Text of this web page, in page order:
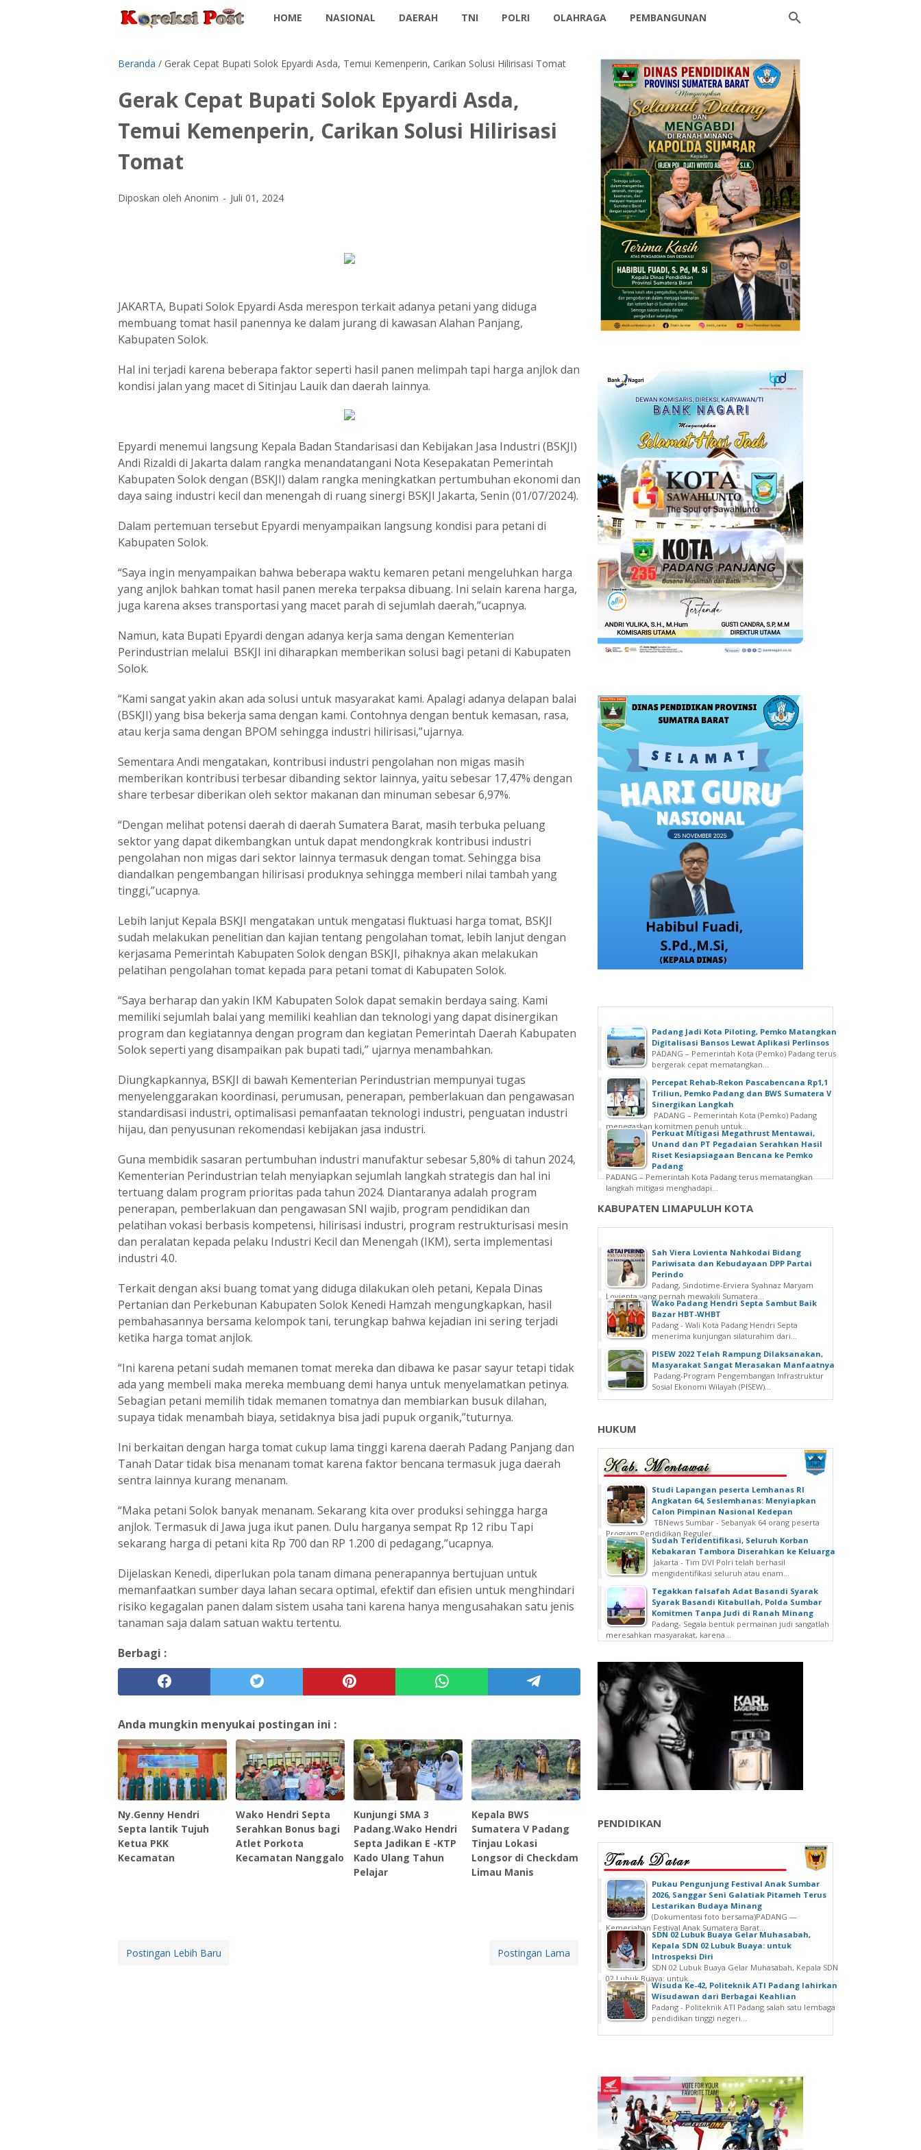
HOME NASIONAL DAERAH TNI POLRI OLAHRAGA PEMBANGUNAN
Beranda / Gerak Cepat Bupati Solok Epyardi Asda, Temui Kemenperin, Carikan Solusi Hilirisasi Tomat
Gerak Cepat Bupati Solok Epyardi Asda,
Temui Kemenperin, Carikan Solusi Hilirisasi
Tomat
Diposkan oleh Anonim Juli 01, 2024
JAKARTA, Bupati Solok Epyardi Asda merespon terkait adanya petani yang diduga
membuang tomat hasil panennya ke dalam jurang di kawasan Alahan Panjang,
Kabupaten Solok.
Hal ini terjadi karena beberapa faktor seperti hasil panen melimpah tapi harga anjlok dan
kondisi jalan yang macet di Sitinjau Lauik dan daerah lainnya.
Epyardi menemui langsung Kepala Badan Standarisasi dan Kebijakan Jasa Industri (BSKJI)
Andi Rizaldi di Jakarta dalam rangka menandatangani Nota Kesepakatan Pemerintah
Kabupaten Solok dengan (BSKJI) dalam rangka meningkatkan pertumbuhan ekonomi dan
daya saing industri kecil dan menengah di ruang sinergi BSKJI Jakarta, Senin (01/07/2024).
Dalam pertemuan tersebut Epyardi menyampaikan langsung kondisi para petani di
Kabupaten Solok.
“Saya ingin menyampaikan bahwa beberapa waktu kemaren petani mengeluhkan harga
yang anjlok bahkan tomat hasil panen mereka terpaksa dibuang. Ini selain karena harga,
juga karena akses transportasi yang macet parah di sejumlah daerah,”ucapnya.
Namun, kata Bupati Epyardi dengan adanya kerja sama dengan Kementerian
Perindustrian melalui BSKJI ini diharapkan memberikan solusi bagi petani di Kabupaten
Solok.
“Kami sangat yakin akan ada solusi untuk masyarakat kami. Apalagi adanya delapan balai
(BSKJI) yang bisa bekerja sama dengan kami. Contohnya dengan bentuk kemasan, rasa,
atau kerja sama dengan BPOM sehingga industri hilirisasi,”ujarnya.
Sementara Andi mengatakan, kontribusi industri pengolahan non migas masih
memberikan kontribusi terbesar dibanding sektor lainnya, yaitu sebesar 17,47% dengan
share terbesar diberikan oleh sektor makanan dan minuman sebesar 6,97%.
“Dengan melihat potensi daerah di daerah Sumatera Barat, masih terbuka peluang
sektor yang dapat dikembangkan untuk dapat mendongkrak kontribusi industri
pengolahan non migas dari sektor lainnya termasuk dengan tomat. Sehingga bisa
diandalkan pengembangan hilirisasi produknya sehingga memberi nilai tambah yang
tinggi,”ucapnya.
Lebih lanjut Kepala BSKJI mengatakan untuk mengatasi fluktuasi harga tomat, BSKJI
sudah melakukan penelitian dan kajian tentang pengolahan tomat, lebih lanjut dengan
kerjasama Pemerintah Kabupaten Solok dengan BSKJI, pihaknya akan melakukan
pelatihan pengolahan tomat kepada para petani tomat di Kabupaten Solok.
“Saya berharap dan yakin IKM Kabupaten Solok dapat semakin berdaya saing. Kami
memiliki sejumlah balai yang memiliki keahlian dan teknologi yang dapat disinergikan
program dan kegiatannya dengan program dan kegiatan Pemerintah Daerah Kabupaten
Solok seperti yang disampaikan pak bupati tadi,” ujarnya menambahkan.
Diungkapkannya, BSKJI di bawah Kementerian Perindustrian mempunyai tugas
menyelenggarakan koordinasi, perumusan, penerapan, pemberlakuan dan pengawasan
standardisasi industri, optimalisasi pemanfaatan teknologi industri, penguatan industri
hijau, dan penyusunan rekomendasi kebijakan jasa industri.
Guna membidik sasaran pertumbuhan industri manufaktur sebesar 5,80% di tahun 2024,
Kementerian Perindustrian telah menyiapkan sejumlah langkah strategis dan hal ini
tertuang dalam program prioritas pada tahun 2024. Diantaranya adalah program
penerapan, pemberlakuan dan pengawasan SNI wajib, program pendidikan dan
pelatihan vokasi berbasis kompetensi, hilirisasi industri, program restrukturisasi mesin
dan peralatan kepada pelaku Industri Kecil dan Menengah (IKM), serta implementasi
industri 4.0.
Terkait dengan aksi buang tomat yang diduga dilakukan oleh petani, Kepala Dinas
Pertanian dan Perkebunan Kabupaten Solok Kenedi Hamzah mengungkapkan, hasil
pembahasannya bersama kelompok tani, terungkap bahwa kejadian ini sering terjadi
ketika harga tomat anjlok.
“Ini karena petani sudah memanen tomat mereka dan dibawa ke pasar sayur tetapi tidak
ada yang membeli maka mereka membuang demi hanya untuk menyelamatkan petinya.
Sebagian petani memilih tidak memanen tomatnya dan membiarkan busuk dilahan,
supaya tidak menambah biaya, setidaknya bisa jadi pupuk organik,”tuturnya.
Ini berkaitan dengan harga tomat cukup lama tinggi karena daerah Padang Panjang dan
Tanah Datar tidak bisa menanam tomat karena faktor bencana termasuk juga daerah
sentra lainnya kurang menanam.
“Maka petani Solok banyak menanam. Sekarang kita over produksi sehingga harga
anjlok. Termasuk di Jawa juga ikut panen. Dulu harganya sempat Rp 12 ribu Tapi
sekarang harga di petani kita Rp 700 dan RP 1.200 di pedagang,”ucapnya.
Dijelaskan Kenedi, diperlukan pola tanam dimana penerapannya bertujuan untuk
memanfaatkan sumber daya lahan secara optimal, efektif dan efisien untuk menghindari
risiko kegagalan panen dalam sistem usaha tani karena hanya mengusahakan satu jenis
tanaman saja dalam satuan waktu tertentu.
Berbagi :
Anda mungkin menyukai postingan ini :
Ny.Genny Hendri
Septa lantik Tujuh
Ketua PKK
Kecamatan
Wako Hendri Septa
Serahkan Bonus bagi
Atlet Porkota
Kecamatan Nanggalo
Kunjungi SMA 3
Padang.Wako Hendri
Septa Jadikan E -KTP
Kado Ulang Tahun
Pelajar
Kepala BWS
Sumatera V Padang
Tinjau Lokasi
Longsor di Checkdam
Limau Manis
Postingan Lebih Baru Postingan Lama
Padang Jadi Kota Piloting, Pemko Matangkan
Digitalisasi Bansos Lewat Aplikasi Perlinsos
PADANG – Pemerintah Kota (Pemko) Padang terus
bergerak cepat mematangkan...
Percepat Rehab-Rekon Pascabencana Rp1,1
Triliun, Pemko Padang dan BWS Sumatera V
Sinergikan Langkah
PADANG – Pemerintah Kota (Pemko) Padang
menegaskan komitmen penuh untuk...
Perkuat Mitigasi Megathrust Mentawai,
Unand dan PT Pegadaian Serahkan Hasil
Riset Kesiapsiagaan Bencana ke Pemko
Padang
PADANG – Pemerintah Kota Padang terus mematangkan
langkah mitigasi menghadapi...
KABUPATEN LIMAPULUH KOTA
Sah Viera Lovienta Nahkodai Bidang
Pariwisata dan Kebudayaan DPP Partai
Perindo
Padang, Sindotime-Erviera Syahnaz Maryam
Lovienta yang pernah mewakili Sumatera...
Wako Padang Hendri Septa Sambut Baik
Bazar HBT-WHBT
Padang - Wali Kota Padang Hendri Septa
menerima kunjungan silaturahim dari...
PISEW 2022 Telah Rampung Dilaksanakan,
Masyarakat Sangat Merasakan Manfaatnya
Padang-Program Pengembangan Infrastruktur
Sosial Ekonomi Wilayah (PISEW)...
HUKUM
Studi Lapangan peserta Lemhanas RI
Angkatan 64, Seslemhanas: Menyiapkan
Calon Pimpinan Nasional Kedepan
TBNews Sumbar - Sebanyak 64 orang peserta
Program Pendidikan Reguler...
Sudah Teridentifikasi, Seluruh Korban
Kebakaran Tambora Diserahkan ke Keluarga
Jakarta - Tim DVI Polri telah berhasil
mengidentifikasi seluruh atau enam...
Tegakkan falsafah Adat Basandi Syarak
Syarak Basandi Kitabullah, Polda Sumbar
Komitmen Tanpa Judi di Ranah Minang
Padang- Segala bentuk permainan judi sangatlah
meresahkan masyarakat, karena...
PENDIDIKAN
‎Pukau Pengunjung Festival Anak Sumbar
2026, Sanggar Seni Galatiak Pitameh Terus
Lestarikan Budaya Minang
(Dokumentasi foto bersama)‎‎PADANG —
Kemeriahan Festival Anak Sumatera Barat...
SDN 02 Lubuk Buaya Gelar Muhasabah,
Kepala SDN 02 Lubuk Buaya: untuk
Introspeksi Diri
SDN 02 Lubuk Buaya Gelar Muhasabah, Kepala SDN
02 Lubuk Buaya: untuk...
Wisuda Ke-42, Politeknik ATI Padang lahirkan
Wisudawan dari Berbagai Keahlian
Padang - Politeknik ATI Padang salah satu lembaga
pendidikan tinggi negeri...